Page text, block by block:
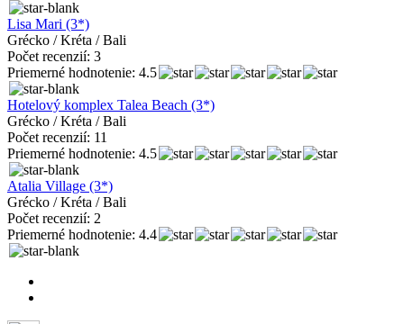
Lisa Mari (3*)
Grécko / Kréta / Bali
Počet recenzií: 3
Priemerné hodnotenie: 4.5
Hotelový komplex Talea Beach (3*)
Grécko / Kréta / Bali
Počet recenzií: 11
Priemerné hodnotenie: 4.5
Atalia Village (3*)
Grécko / Kréta / Bali
Počet recenzií: 2
Priemerné hodnotenie: 4.4